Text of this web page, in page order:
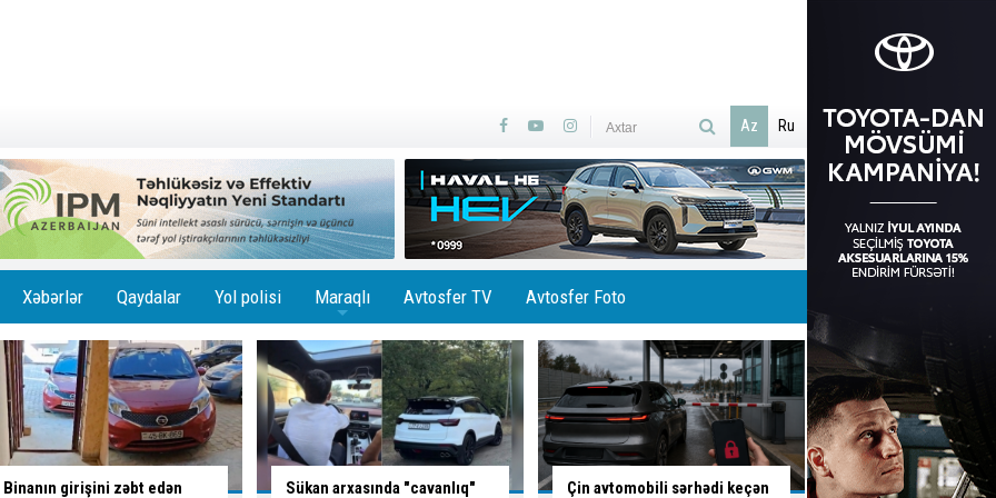
Az Ru
Xəbərlər Qaydalar Yol polisi Maraqlı Avtosfer TV Avtosfer Foto
Sükan arxasında "cavanlıq"
Çin avtomobili sərhədi keçən
Azərbaycanın ilk ödənişli
Bakıdaaltı